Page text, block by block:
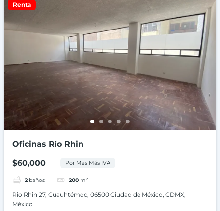
Renta
Oficinas Río Rhin
$60,000 Por Mes Más IVA
2 baños 200 m²
Rio Rhin 27, Cuauhtémoc, 06500 Ciudad de México, CDMX,
México